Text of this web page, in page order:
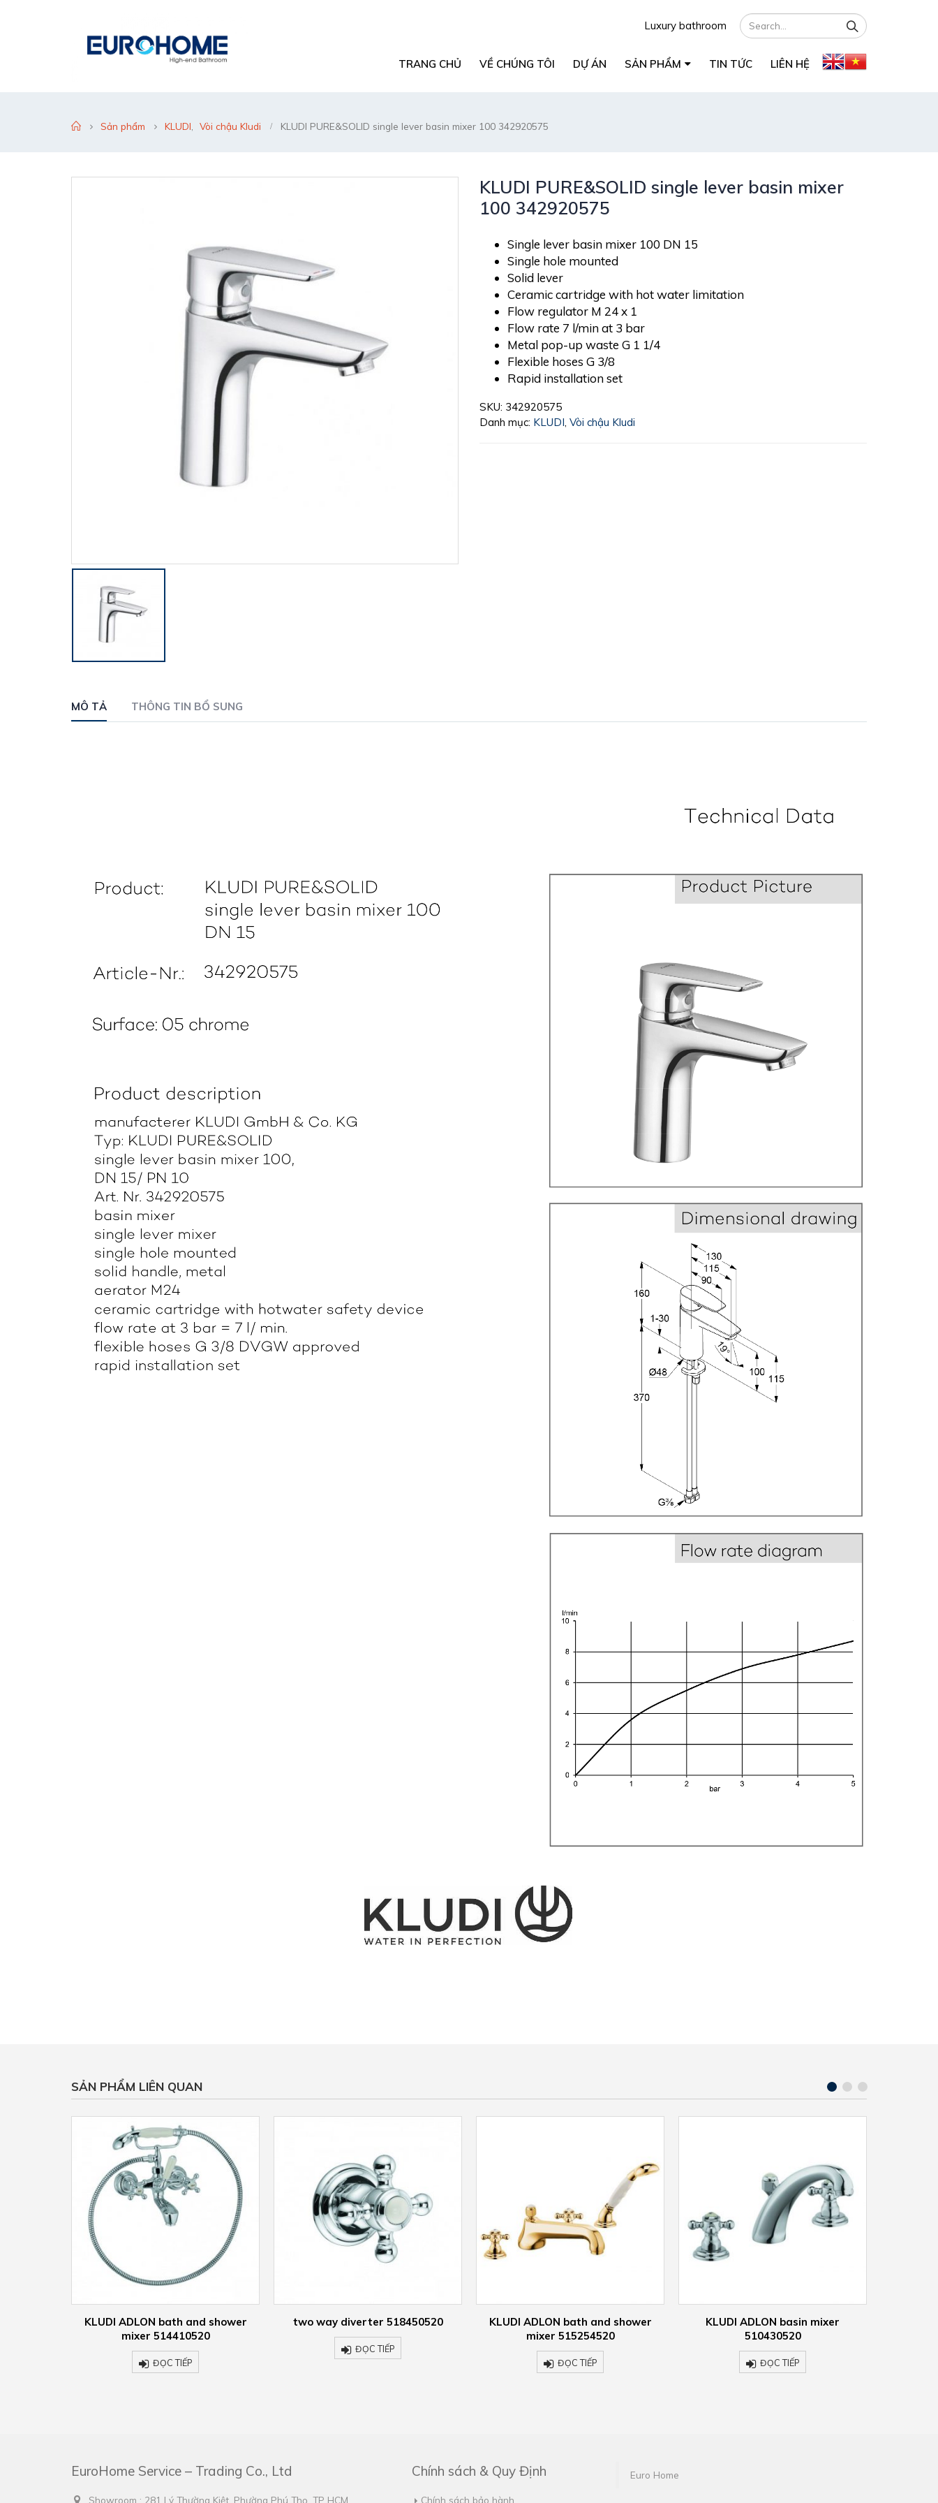
Luxury bathroom
TRANG CHỦ VỀ CHÚNG TÔI DỰ ÁN SẢN PHẨM TIN TỨC LIÊN HỆ
Sản phẩm KLUDI Vòi chậu Kludi KLUDI PURE&SOLID single lever basin mixer 100 342920575
KLUDI PURE&SOLID single lever basin mixer
100 342920575
Single lever basin mixer 100 DN 15
Single hole mounted
Solid lever
Ceramic cartridge with hot water limitation
Flow regulator M 24 x 1
Flow rate 7 l/min at 3 bar
Metal pop-up waste G 1 1/4
Flexible hoses G 3/8
Rapid installation set
SKU: 342920575
Danh mục: KLUDI, Vòi chậu Kludi
MÔ TẢ THÔNG TIN BỔ SUNG
SẢN PHẨM LIÊN QUAN
two way diverter 518450520
ĐỌC TIẾP
KLUDI ADLON bath and shower
mixer 515254520
ĐỌC TIẾP
KLUDI ADLON basin mixer
510430520
ĐỌC TIẾP
KLUDI ADLON shower set 2710305
ĐỌC TIẾP
EuroHome Service – Trading Co., Ltd
Showroom : 281 Lý Thường Kiệt, Phường Phú Thọ, TP HCM
Chính sách & Quy Định
Chính sách bảo hành
Euro Home